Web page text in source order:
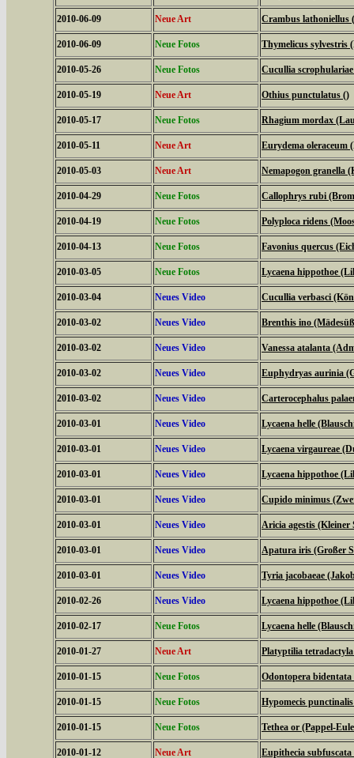
2010-06-09 Neue Art Crambus lathoniellus
2010-06-09 Neue Fotos Thymelicus
2010-05-26 Neue Fotos Cucullia
2010-05-19 Neue Art Othius punctulatus ()
2010-05-17 Neue Fotos Rhagium mordax
2010-05-11 Neue Art Eurydema oleraceum
2010-05-03 Neue Art Nemapogon granella
2010-04-29 Neue Fotos Callophrys rubi
2010-04-19 Neue Fotos Polyploca ridens
2010-04-13 Neue Fotos Favonius quercus
2010-03-05 Neue Fotos Lycaena hippothoe
2010-03-04 Neues Video Cucullia verbasci
2010-03-02 Neues Video Brenthis ino
2010-03-02 Neues Video Vanessa atalanta
2010-03-02 Neues Video Euphydryas aurinia
2010-03-02 Neues Video Carterocephalus
2010-03-01 Neues Video Lycaena helle
2010-03-01 Neues Video Lycaena virgaureae
2010-03-01 Neues Video Lycaena hippothoe
2010-03-01 Neues Video Cupido minimus
2010-03-01 Neues Video Aricia agestis (Kleiner
2010-03-01 Neues Video Apatura iris (Großer
2010-03-01 Neues Video Tyria jacobaeae
2010-02-26 Neues Video Lycaena hippothoe
2010-02-17 Neue Fotos Lycaena helle
2010-01-27 Neue Art Platyptilia
2010-01-15 Neue Fotos Odontopera
2010-01-15 Neue Fotos Hypomecis
2010-01-15 Neue Fotos Tethea or (Pappel-
2010-01-12 Neue Art Eupithecia